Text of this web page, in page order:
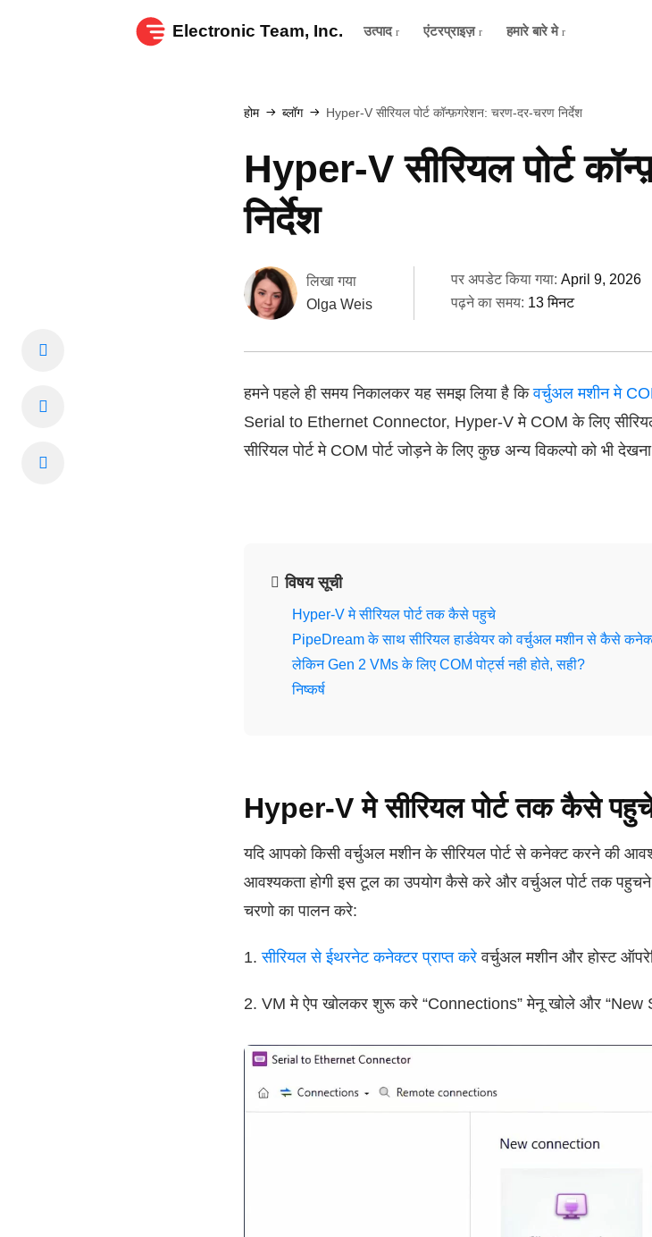
Electronic Team, Inc. उत्पाद एंटरप्राइज़ हमारे बारे मे
होम ब्लॉग Hyper-V सीरियल पोर्ट कॉन्फ़गरेशन: चरण-दर-चरण निर्देश
Hyper-V सीरियल पोर्ट
निर्देश
लिखा गया
Olga Weis
पर अपडेट किया गया: April 9, 2026
पढ़ने का समय: 13 मिनट
हमने पहले ही समय निकालकर यह समझ लिया है किवर्चुअल मशीन मे
Serial to Ethernet Connector, Hyper-V मे COM के लिए
सीरियल पोर्ट मे COM पोर्ट जोड़ने के लिए कुछ अन्य विकल्पो को भी
विषय सूची
Hyper-V मे सीरियल पोर्ट तक कैसे पहुचे
PipeDream के साथ सीरियल हार्डवेयर को वर्चुअल मशीन से कैसे
लेकिन Gen 2 VMs के लिए COM पोर्ट्स नही होते, सही?
निष्कर्ष
Hyper-V मे सीरियल पोर्ट तक कैसे
यदि आपको किसी वर्चुअल मशीन के सीरियल पोर्ट से कनेक्ट करने की
आवश्यकता होगी इस टूल का उपयोग कैसे करे और वर्चुअल पोर्ट तक
चरणो का पालन करे:
1.सीरियल से ईथरनेट कनेक्टर प्राप्त करे वर्चुअल मशीन और होस्ट
2. VM मे ऐप खोलकर शुरू करे “Connections” मेनू खोले और “New